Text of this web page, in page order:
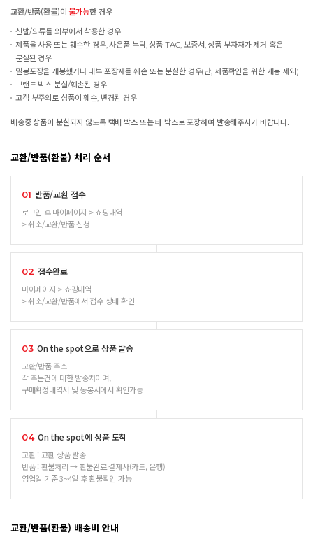
교환/반품(환불)이 불가능한 경우
신발/의류를 외부에서 착용한 경우
제품을 사용 또는 훼손한 경우, 사은품 누락, 상품 TAG, 보증서, 상품 부자재가 제거 혹은
분실된 경우
밀봉포장을 개봉했거나 내부 포장재를 훼손 또는 분실한 경우(단, 제품확인을 위한 개봉 제외)
브랜드 박스 분실/훼손된 경우
고객 부주의로 상품이 훼손, 변경된 경우
배송중 상품이 분실되지 않도록 택배 박스 또는 타 박스로 포장하여 발송해주시기 바랍니다.
교환/반품(환불) 처리 순서
01 반품/교환 접수
로그인 후 마이페이지 > 쇼핑내역
> 취소/교환/반품 신청
02 접수완료
마이페이지 > 쇼핑내역
> 취소/교환/반품에서 접수 상태 확인
03 On the spot으로 상품 발송
교환/반품 주소
각 주문건에 대한 발송처이며,
구매확정내역서 및 동봉서에서 확인가능
04 On the spot에 상품 도착
교환 : 교환 상품 발송
반품 : 환불처리 → 환불완료 결제사(카드, 은행)
영업일 기준 3~4일 후 환불확인 가능
교환/반품(환불) 배송비 안내